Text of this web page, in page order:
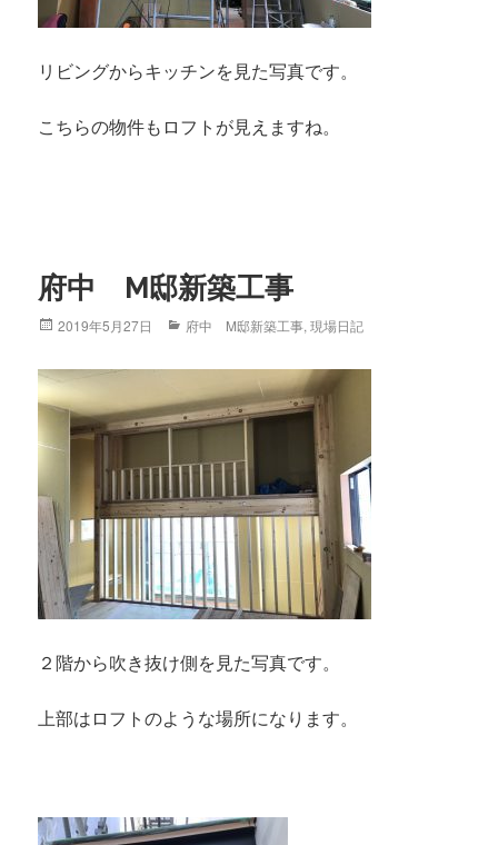
リビングからキッチンを見た写真です。
こちらの物件もロフトが見えますね。
府中 M邸新築工事
Posted
2019年5月27日 Categories
府中 M邸新築工事,現場日記
２階から吹き抜け側を見た写真です。
上部はロフトのような場所になります。